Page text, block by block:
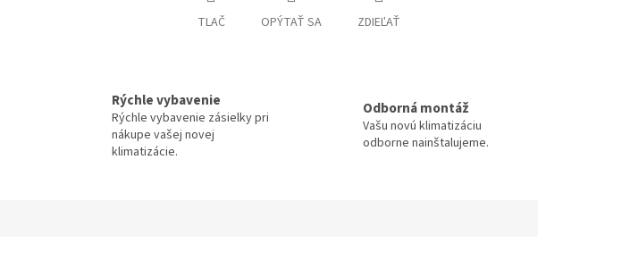
TLAČ OPÝTAŤ SA ZDIEĽAŤ
Rýchle vybavenie
Rýchle vybavenie zásielky pri
nákupe vašej novej
klimatizácie.
Odborná montáž
Vašu novú klimatizáciu
odborne nainštalujeme.